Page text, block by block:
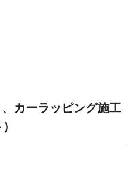
カーラッピング施工